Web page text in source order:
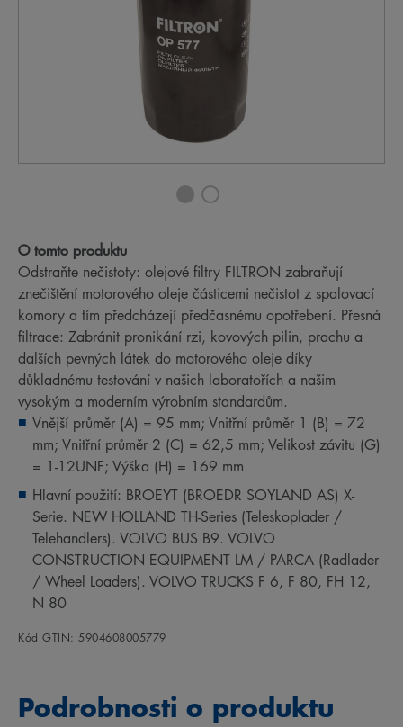
O tomto produktu
Odstraňte nečistoty: olejové filtry FILTRON zabraňují
znečištění motorového oleje částicemi nečistot z spalovací
komory a tím předcházejí předčasnému opotřebení. Přesná
filtrace: Zabránit pronikání rzi, kovových pilin, prachu a
dalších pevných látek do motorového oleje díky
důkladnému testování v našich laboratořích a našim
vysokým a moderním výrobním standardům.
Vnější průměr (A) = 95 mm; Vnitřní průměr 1 (B) = 72
mm; Vnitřní průměr 2 (C) = 62,5 mm; Velikost závitu (G)
= 1-12UNF; Výška (H) = 169 mm
Hlavní použití: BROEYT (BROEDR SOYLAND AS) X-
Serie. NEW HOLLAND TH-Series (Teleskoplader /
Telehandlers). VOLVO BUS B9. VOLVO
CONSTRUCTION EQUIPMENT LM / PARCA (Radlader
/ Wheel Loaders). VOLVO TRUCKS F 6, F 80, FH 12,
N 80
Kód GTIN: 5904608005779
Podrobnosti o produktu